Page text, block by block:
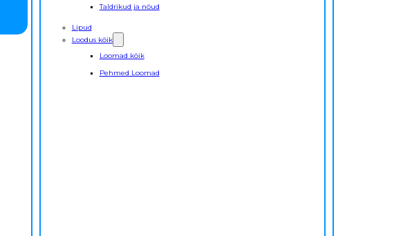
Taldrikud ja nõud
Lipud
Loodus kõik
Loomad kõik
Pehmed Loomad